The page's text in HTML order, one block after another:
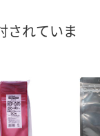
へ
されていま